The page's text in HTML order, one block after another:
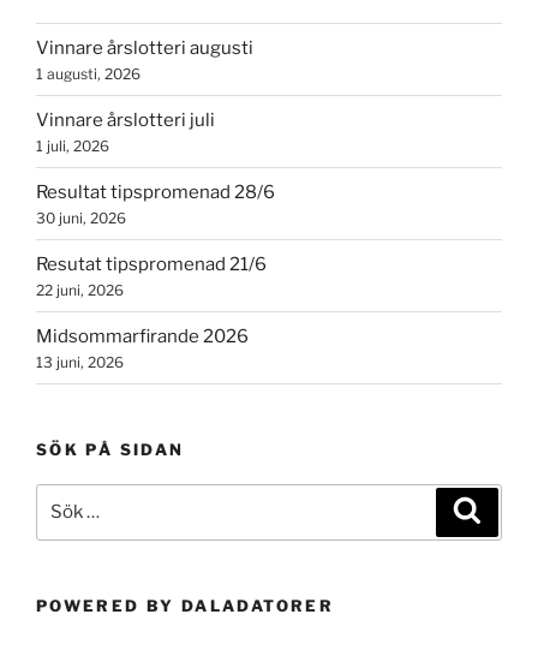
Vinnare årslotteri augusti
1 augusti, 2026
Vinnare årslotteri juli
1 juli, 2026
Resultat tipspromenad 28/6
30 juni, 2026
Resutat tipspromenad 21/6
22 juni, 2026
Midsommarfirande 2026
13 juni, 2026
SÖK PÅ SIDAN
efter:
POWERED BY DALADATORER